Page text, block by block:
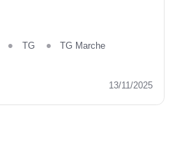
TG
TG Marche
13/11/2025